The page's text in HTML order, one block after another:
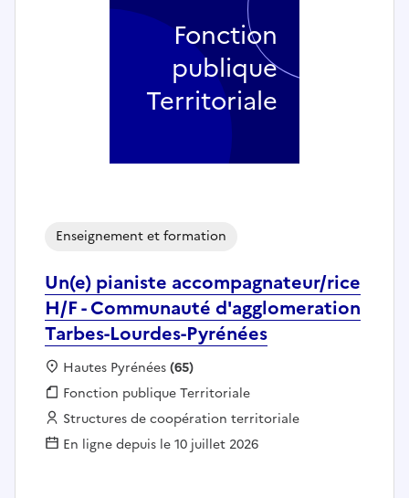
Un(e) pianiste accompagnateur/rice
H/F - Communauté d'agglomeration
Tarbes-Lourdes-Pyrénées
Enseignement et formation
Localisation :
Hautes Pyrénées(65)
Fonction publique :
Fonction publique Territoriale
Employeur :
Structures de coopération territoriale
En ligne depuis le 10 juillet 2026
Fonction
publique
Territoriale